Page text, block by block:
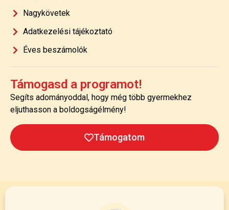
Nagykövetek
Adatkezelési tájékoztató
Éves beszámolók
Támogasd a programot!
Segíts adományoddal, hogy még több gyermekhez
eljuthasson a boldogságélmény!
Támogatom